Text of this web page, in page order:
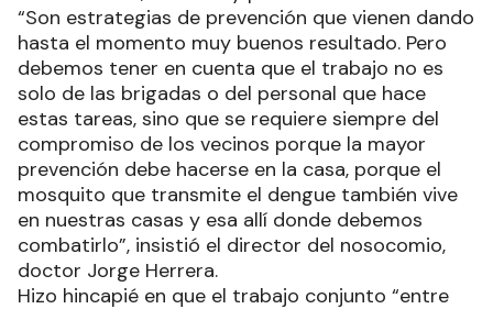
“Son estrategias de prevención que vienen dando
hasta el momento muy buenos resultado. Pero
debemos tener en cuenta que el trabajo no es
solo de las brigadas o del personal que hace
estas tareas, sino que se requiere siempre del
compromiso de los vecinos porque la mayor
prevención debe hacerse en la casa, porque el
mosquito que transmite el dengue también vive
en nuestras casas y esa allí donde debemos
combatirlo”, insistió el director del nosocomio,
doctor Jorge Herrera.
Hizo hincapié en que el trabajo conjunto “entre